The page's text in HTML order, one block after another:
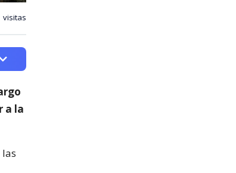
visitas
a la